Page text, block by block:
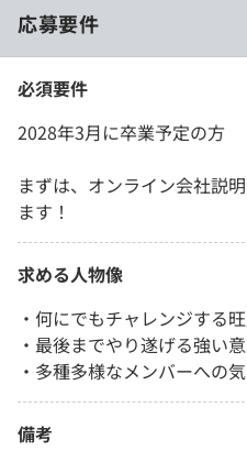
応募要件
必須要件
2028年3月に卒業予定の方
まずは、オンライン会社説
ます！
求める人物像
・何にでもチャレンジする
・最後までやり遂げる強い
・多種多様なメンバーへの
備考